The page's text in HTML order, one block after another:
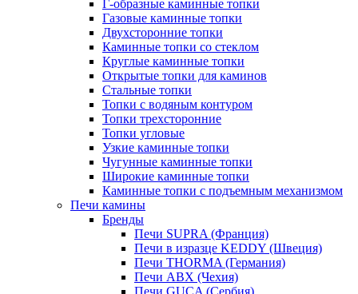
Г-образные каминные топки
Газовые каминные топки
Двухсторонние топки
Каминные топки со стеклом
Круглые каминные топки
Открытые топки для каминов
Стальные топки
Топки с водяным контуром
Топки трехсторонние
Топки угловые
Узкие каминные топки
Чугунные каминные топки
Широкие каминные топки
Каминные топки с подъемным механизмом
Печи камины
Бренды
Печи SUPRA (Франция)
Печи в изразце KEDDY (Швеция)
Печи THORMA (Германия)
Печи ABX (Чехия)
Печи GUCA (Сербия)